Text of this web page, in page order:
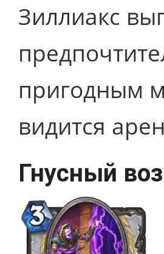
Зиллиакс
пригодным
видится
Гнусный